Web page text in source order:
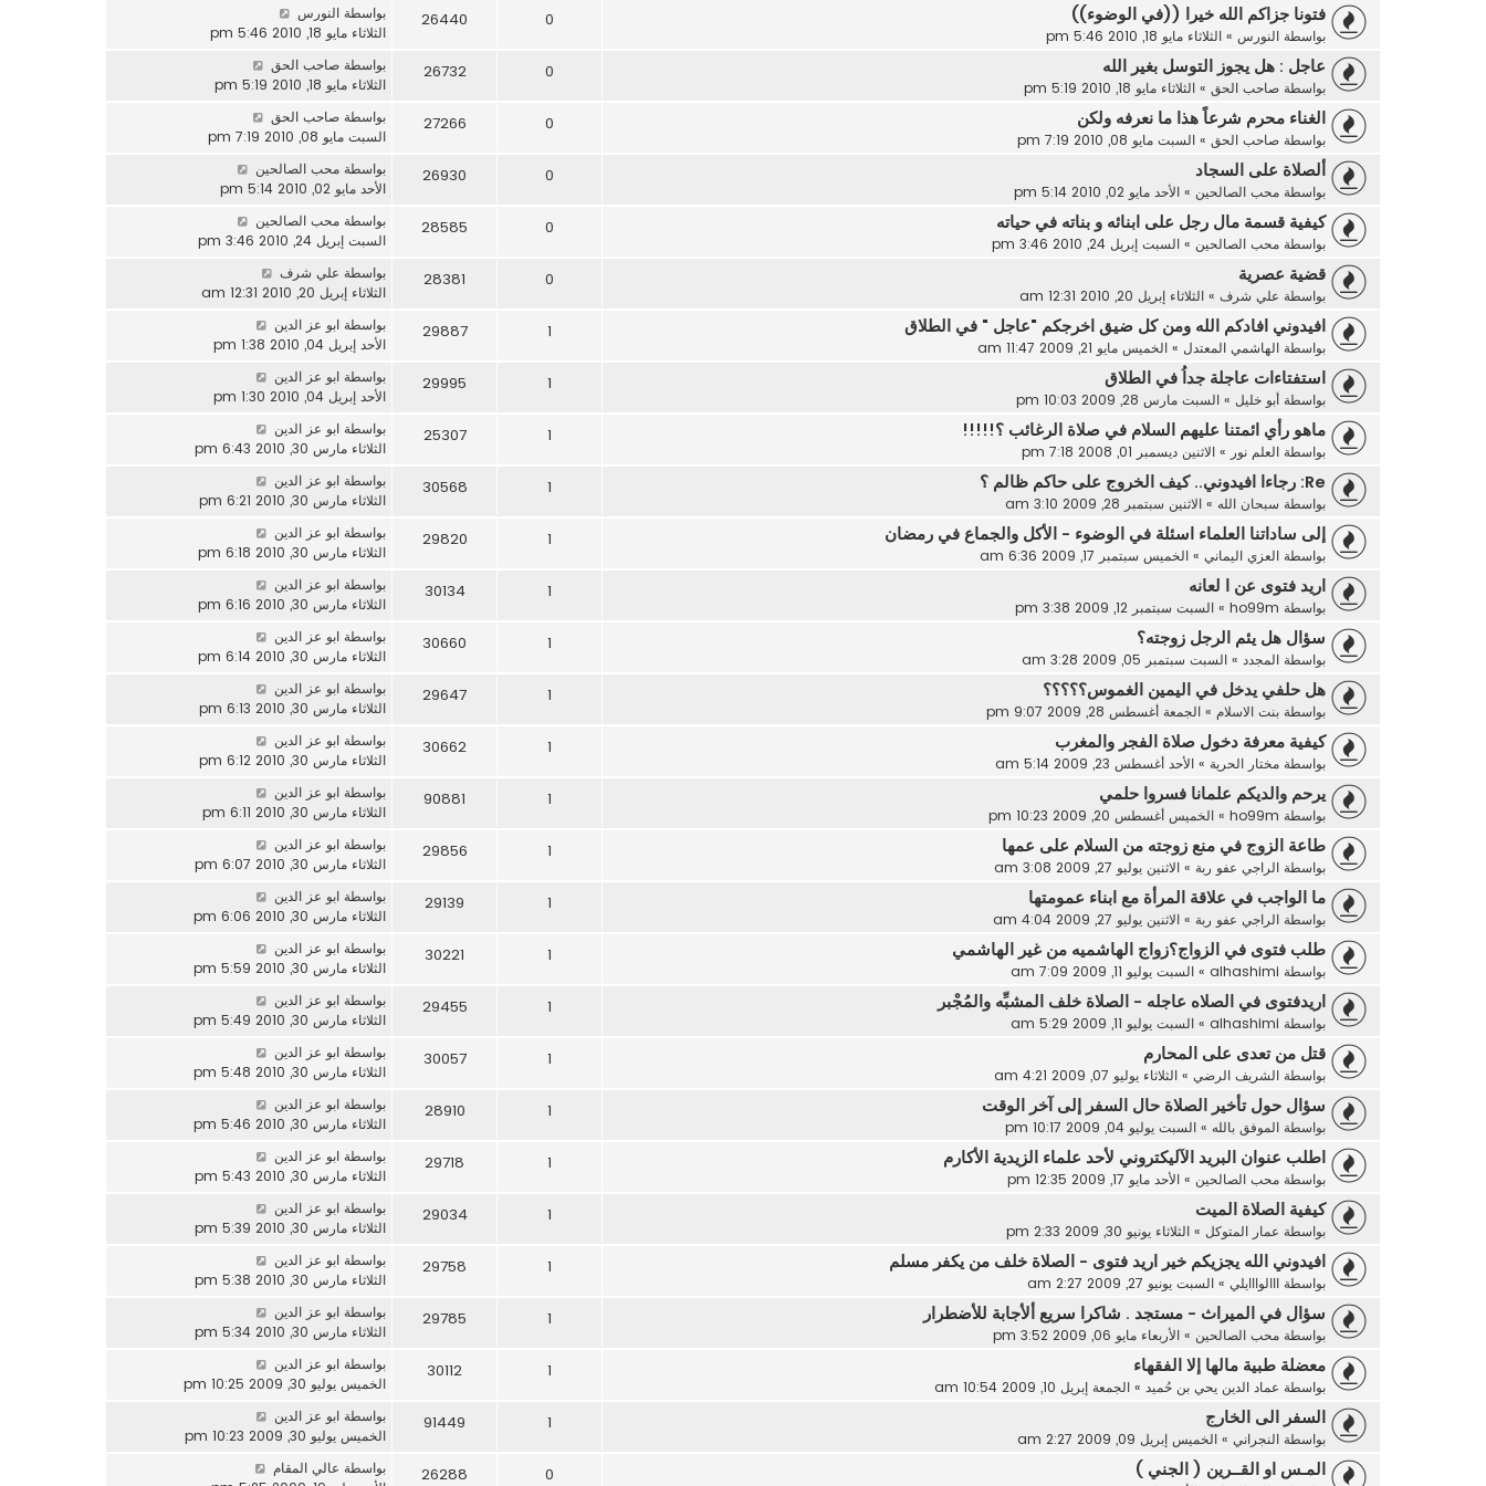
فتونا جزاكم الله خيرا ((في الوضوء))
بواسطة النورس » الثلاثاء مايو 18, 2010 5:46 pm
0
26440 بواسطة النورس
الثلاثاء مايو 18, 2010 5:46 pm
عاجل : هل يجوز التوسل بغير الله
بواسطة صاحب الحق » الثلاثاء مايو 18, 2010 5:19 pm
0
26732 بواسطة صاحب الحق
الثلاثاء مايو 18, 2010 5:19 pm
الغناء محرم شرعاً هذا ما نعرفه ولكن
بواسطة صاحب الحق » السبت مايو 08, 2010 7:19 pm
0
27266 بواسطة صاحب الحق
السبت مايو 08, 2010 7:19 pm
ألصلاة على السجاد
بواسطة محب الصالحين » الأحد مايو 02, 2010 5:14 pm
0
26930 بواسطة محب الصالحين
الأحد مايو 02, 2010 5:14 pm
كيفية قسمة مال رجل على ابنائه و بناته في حياته
بواسطة محب الصالحين » السبت إبريل 24, 2010 3:46 pm
0
28585 بواسطة محب الصالحين
السبت إبريل 24, 2010 3:46 pm
قضية عصرية
بواسطة علي شرف » الثلاثاء إبريل 20, 2010 12:31 am
0
28381 بواسطة علي شرف
الثلاثاء إبريل 20, 2010 12:31 am
افيدوني افادكم الله ومن كل ضيق اخرجكم "عاجل " في الطلاق
بواسطة الهاشمي المعتدل » الخميس مايو 21, 2009 11:47 am
1
29887 بواسطة ابو عز الدين
الأحد إبريل 04, 2010 1:38 pm
استفتاءات عاجلة جداُ في الطلاق
بواسطة أبو خليل » السبت مارس 28, 2009 10:03 pm
1
29995 بواسطة ابو عز الدين
الأحد إبريل 04, 2010 1:30 pm
ماهو رأي ائمتنا عليهم السلام في صلاة الرغائب ؟!!!!!
بواسطة العلم نور » الاثنين ديسمبر 01, 2008 7:18 pm
1
25307 بواسطة ابو عز الدين
الثلاثاء مارس 30, 2010 6:43 pm
Re: رجاءا افيدوني.. كيف الخروج على حاكم ظالم ؟
بواسطة سبحان الله » الاثنين سبتمبر 28, 2009 3:10 am
1
30568 بواسطة ابو عز الدين
الثلاثاء مارس 30, 2010 6:21 pm
إلى ساداتنا العلماء اسئلة في الوضوء - الأكل والجماع في رمضان
بواسطة العزي اليماني » الخميس سبتمبر 17, 2009 6:36 am
1
29820 بواسطة ابو عز الدين
الثلاثاء مارس 30, 2010 6:18 pm
اريد فتوى عن ا لعانه
بواسطة ho99m
» السبت سبتمبر 12, 2009 3:38 pm
1
30134 بواسطة ابو عز الدين
الثلاثاء مارس 30, 2010 6:16 pm
سؤال هل يئم الرجل زوجته؟
بواسطة المجدد » السبت سبتمبر 05, 2009 3:28 am
1
30660 بواسطة ابو عز الدين
الثلاثاء مارس 30, 2010 6:14 pm
هل حلفي يدخل في اليمين الغموس؟؟؟؟؟
بواسطة بنت الاسلام » الجمعة أغسطس 28, 2009 9:07 pm
1
29647 بواسطة ابو عز الدين
الثلاثاء مارس 30, 2010 6:13 pm
كيفية معرفة دخول صلاة الفجر والمغرب
بواسطة مختار الحرية » الأحد أغسطس 23, 2009 5:14 am
1
30662 بواسطة ابو عز الدين
الثلاثاء مارس 30, 2010 6:12 pm
يرحم والديكم علمانا فسروا حلمي
بواسطة ho99m
» الخميس أغسطس 20, 2009 10:23 pm
1
90881 بواسطة ابو عز الدين
الثلاثاء مارس 30, 2010 6:11 pm
طاعة الزوج في منع زوجته من السلام على عمها
بواسطة الراجي عفو ربة » الاثنين يوليو 27, 2009 3:08 am
1
29856 بواسطة ابو عز الدين
الثلاثاء مارس 30, 2010 6:07 pm
ما الواجب في علاقة المرأة مع ابناء عمومتها
بواسطة الراجي عفو ربة » الاثنين يوليو 27, 2009 4:04 am
1
29139 بواسطة ابو عز الدين
الثلاثاء مارس 30, 2010 6:06 pm
طلب فتوى في الزواج؟زواج الهاشميه من غير الهاشمي
بواسطة alhashimi
» السبت يوليو 11, 2009 7:09 am
1
30221 بواسطة ابو عز الدين
الثلاثاء مارس 30, 2010 5:59 pm
اريدفتوى في الصلاه عاجله - الصلاة خلف المشبِّه والمُجْبر
بواسطة alhashimi
» السبت يوليو 11, 2009 5:29 am
1
29455 بواسطة ابو عز الدين
الثلاثاء مارس 30, 2010 5:49 pm
قتل من تعدى على المحارم
بواسطة الشريف الرضي » الثلاثاء يوليو 07, 2009 4:21 am
1
30057 بواسطة ابو عز الدين
الثلاثاء مارس 30, 2010 5:48 pm
سؤال حول تأخير الصلاة حال السفر إلى آخر الوقت
بواسطة الموفق بالله » السبت يوليو 04, 2009 10:17 pm
1
28910 بواسطة ابو عز الدين
الثلاثاء مارس 30, 2010 5:46 pm
اطلب عنوان البريد الآليكتروني لأحد علماء الزيدية الأكارم
بواسطة محب الصالحين » الأحد مايو 17, 2009 12:35 pm
1
29718 بواسطة ابو عز الدين
الثلاثاء مارس 30, 2010 5:43 pm
كيفية الصلاة الميت
بواسطة عمار المتوكل » الثلاثاء يونيو 30, 2009 2:33 pm
1
29034 بواسطة ابو عز الدين
الثلاثاء مارس 30, 2010 5:39 pm
افيدوني الله يجزيكم خير اريد فتوى - الصلاة خلف من يكفر مسلم
بواسطة ااالوااايلي » السبت يونيو 27, 2009 2:27 am
1
29758 بواسطة ابو عز الدين
الثلاثاء مارس 30, 2010 5:38 pm
سؤال في الميراث - مستجد . شاكرا سريع ألأجابة للأضطرار
بواسطة محب الصالحين » الأربعاء مايو 06, 2009 3:52 pm
1
29785 بواسطة ابو عز الدين
الثلاثاء مارس 30, 2010 5:34 pm
معضلة طبية مالها إلا الفقهاء
بواسطة عماد الدين يحي بن حُميد » الجمعة إبريل 10, 2009 10:54 am
1
30112 بواسطة ابو عز الدين
الخميس يوليو 30, 2009 10:25 pm
السفر الى الخارج
بواسطة النجراني » الخميس إبريل 09, 2009 2:27 am
1
91449 بواسطة ابو عز الدين
الخميس يوليو 30, 2009 10:23 pm
المـس او القــرين ( الجني ) 0
26288 بواسطة عالي المقام